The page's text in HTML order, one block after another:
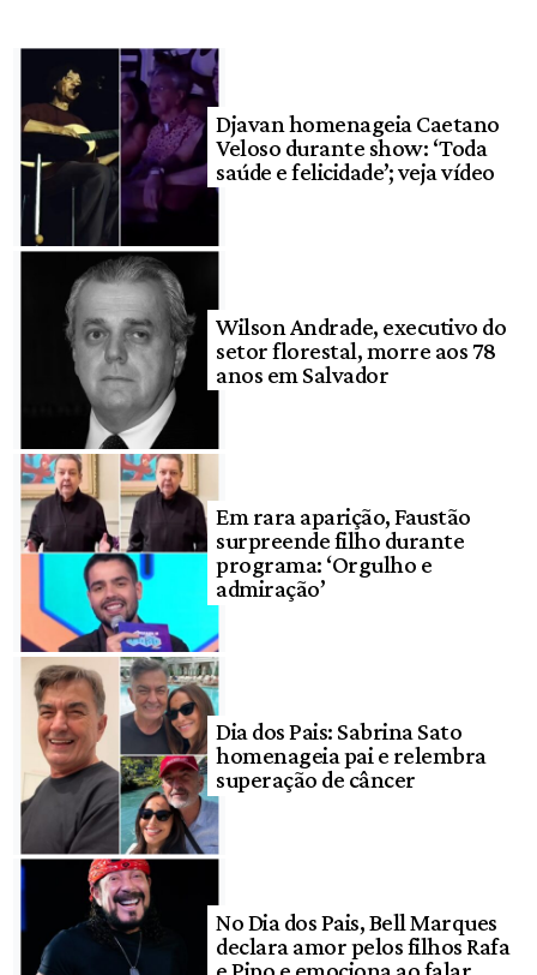
Djavan homenageia Caetano
Veloso durante show: ‘Toda
saúde e felicidade’; veja vídeo
Wilson Andrade, executivo do
setor florestal, morre aos 78
anos em Salvador
Em rara aparição, Faustão
surpreende filho durante
programa: ‘Orgulho e
admiração’
Dia dos Pais: Sabrina Sato
homenageia pai e relembra
superação de câncer
No Dia dos Pais, Bell Marques
declara amor pelos filhos Rafa